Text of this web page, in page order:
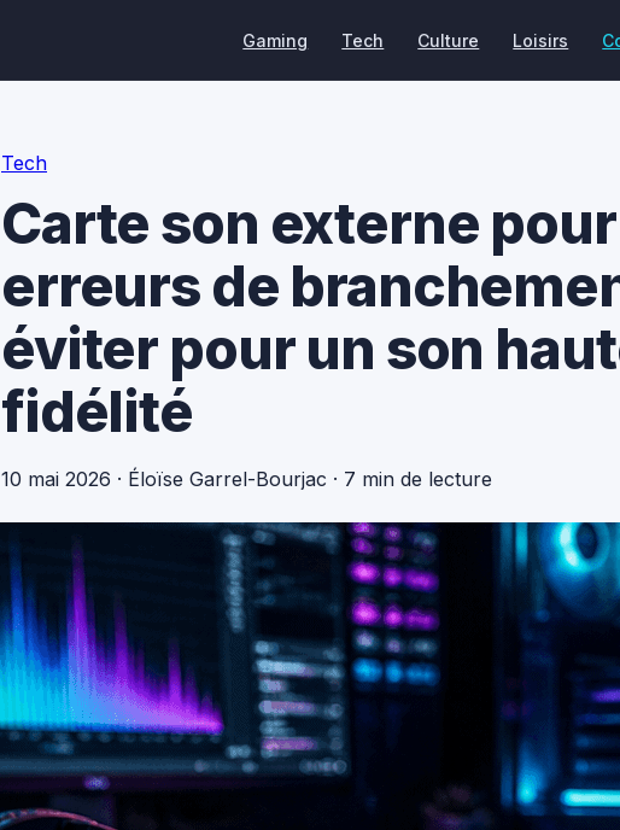
Gaming Tech Culture Loisirs
Tech
Carte son externe pour
erreurs de
éviter pour un son
fidélité
10 mai 2026 · Éloïse Garrel-Bourjac · 7 min de lecture